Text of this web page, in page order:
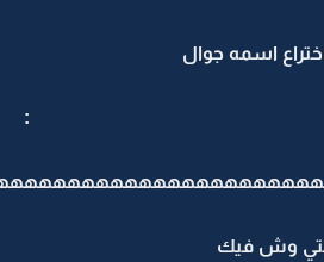
اسمه جوال
:
وش فيك